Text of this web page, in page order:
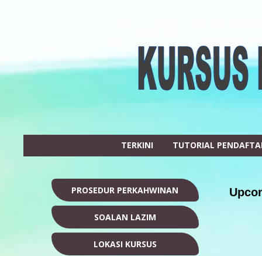
TERKINI TUTORIAL
PROSEDUR PERKAHWINAN
SOALAN LAZIM
LOKASI KURSUS